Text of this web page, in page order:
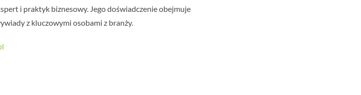
i praktyk biznesowy. Jego doświadczenie obejmuje
z kluczowymi osobami z branży.